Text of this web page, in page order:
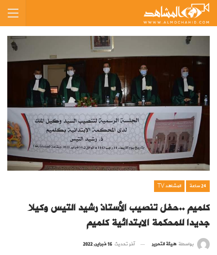
24 ساعة المشاهد TV
كلميم ..حفل تنصيب الأستاذ رشيد التيس وكيلا
جديدا للمحكمة الابتدائية كلميم
بواسطة هيئة التحرير آخر تحديث 16 فبراير, 2022